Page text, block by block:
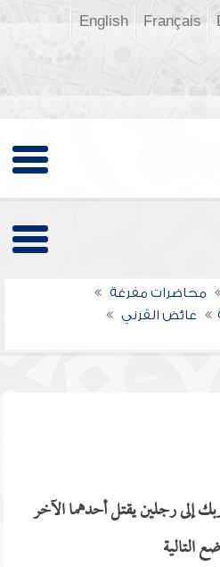
Français
English
محاضرات مفرغة
عائض القرني
رجلين يقتل أحدهما الآخر
التالية